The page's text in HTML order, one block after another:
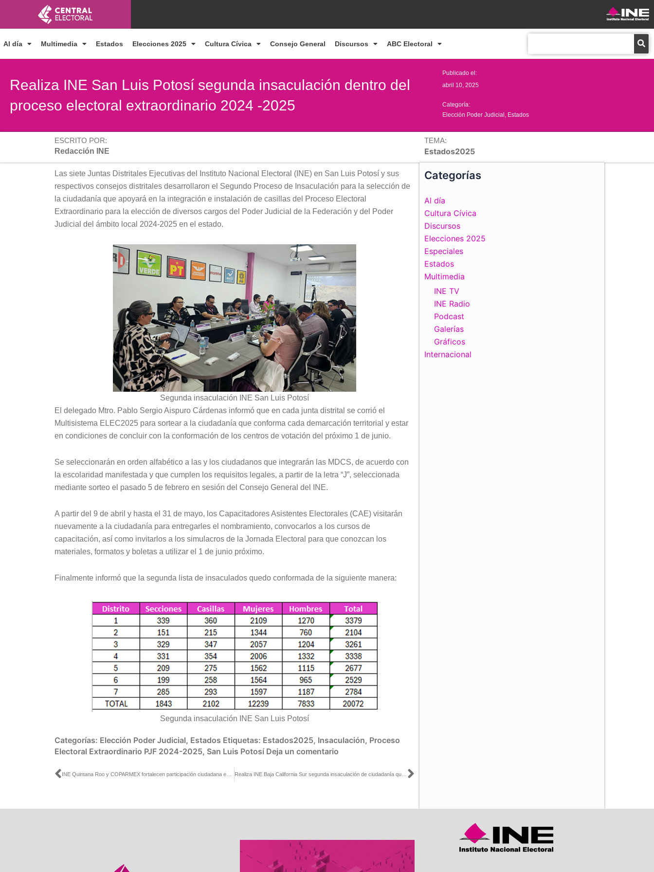
contenido
Al día Multimedia Estados Elecciones 2025 Cultura Cívica Consejo General Discursos ABC Electoral
Realiza INE San Luis Potosí segunda insaculación dentro del
proceso electoral extraordinario 2024 -2025
Publicado el:
abril 10, 2025
Categoría:
Elección Poder Judicial Estados
ESCRITO POR:
Redacción INE
TEMA:
Estados2025
Las siete Juntas Distritales Ejecutivas del Instituto Nacional Electoral (INE) en San Luis Potosí y sus
respectivos consejos distritales desarrollaron el Segundo Proceso de Insaculación para la selección de
la ciudadanía que apoyará en la integración e instalación de casillas del Proceso Electoral
Extraordinario para la elección de diversos cargos del Poder Judicial de la Federación y del Poder
Judicial del ámbito local 2024-2025 en el estado.
Segunda insaculación INE San Luis Potosí
El delegado Mtro. Pablo Sergio Aispuro Cárdenas informó que en cada junta distrital se corrió el
Multisistema ELEC2025 para sortear a la ciudadanía que conforma cada demarcación territorial y estar
en condiciones de concluir con la conformación de los centros de votación del próximo 1 de junio.
Se seleccionarán en orden alfabético a las y los ciudadanos que integrarán las MDCS, de acuerdo con
la escolaridad manifestada y que cumplen los requisitos legales, a partir de la letra “J”, seleccionada
mediante sorteo el pasado 5 de febrero en sesión del Consejo General del INE.
A partir del 9 de abril y hasta el 31 de mayo, los Capacitadores Asistentes Electorales (CAE) visitarán
nuevamente a la ciudadanía para entregarles el nombramiento, convocarlos a los cursos de
capacitación, así como invitarlos a los simulacros de la Jornada Electoral para que conozcan los
materiales, formatos y boletas a utilizar el 1 de junio próximo.
Finalmente informó que la segunda lista de insaculados quedo conformada de la siguiente manera:
Segunda insaculación INE San Luis Potosí
Categorías: Elección Poder Judicial, Estados Etiquetas: Estados2025, Insaculación, Proceso
Electoral Extraordinario PJF 2024-2025, San Luis Potosí Deja un comentario
Ant Siguiente
Categorías
Al día
Cultura Cívica
Discursos
Elecciones 2025
Especiales
Estados
Multimedia
INE TV
INE Radio
Podcast
Galerías
Gráficos
Internacional